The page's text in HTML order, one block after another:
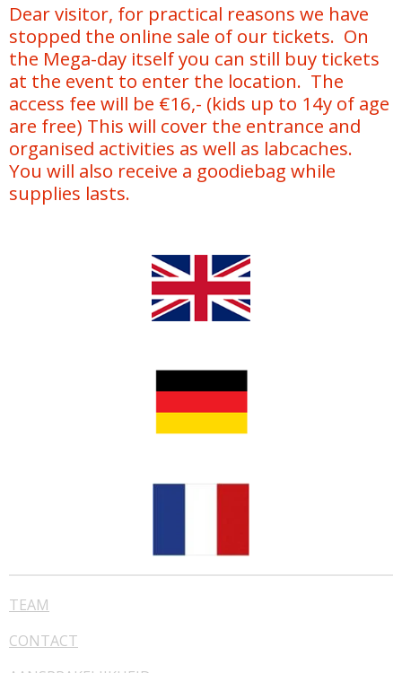
Dear visitor, for practical reasons we have
stopped the online sale of our tickets. On
the Mega-day itself you can still buy tickets
at the event to enter the location. The
access fee will be €16,- (kids up to 14y of age
are free) This will cover the entrance and
organised activities as well as labcaches.
You will also receive a goodiebag while
supplies lasts.
TEAM
CONTACT